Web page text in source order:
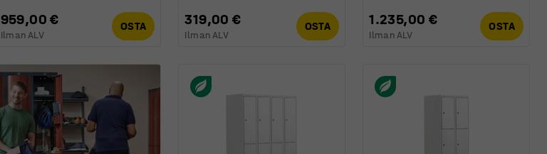
959,00 €
Ilman ALV
OSTA 319,00 €
Ilman ALV
OSTA 1.235,00 €
Ilman ALV
OSTA